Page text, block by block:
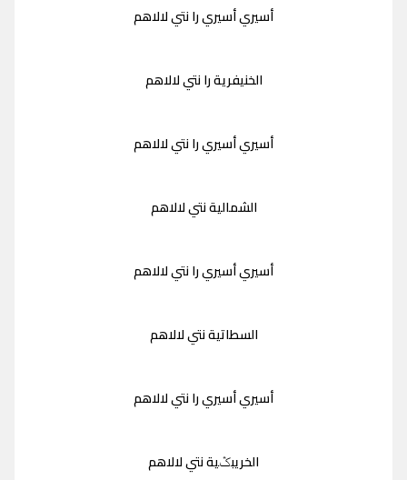
أسيري أسيري را نتي لالاهم
الخنيفرية را نتي لالاهم
أسيري أسيري را نتي لالاهم
الشمالية نتي لالاهم
أسيري أسيري را نتي لالاهم
السطاتية نتي لالاهم
أسيري أسيري را نتي لالاهم
الخريبݣية نتي لالاهم